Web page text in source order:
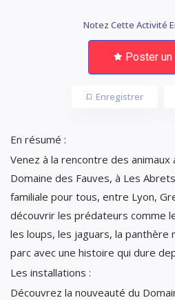
Notez Cette Activité
Poster un
Enregistrer
En résumé :
Venez à la rencontre des animaux
Domaine des Fauves, à Les
familiale pour tous, entre Lyon,
découvrir les prédateurs comme
les loups, les jaguars, la panthère
parc avec une histoire qui dure
Les installations :
Découvrez la nouveauté du